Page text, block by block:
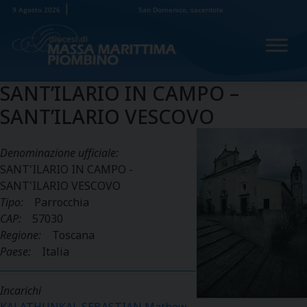
Skip
content
9 Agosto 2026 San Domenico, sacerdote
SANT’ILARIO IN CAMPO –
SANT’ILARIO VESCOVO
Denominazione ufficiale:
SANT'ILARIO IN CAMPO -
SANT'ILARIO VESCOVO
Tipo:
Parrocchia
CAP:
57030
Regione:
Toscana
Paese:
Italia
Incarichi